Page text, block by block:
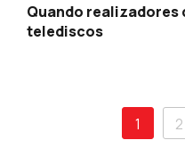
Quando realizadores
telediscos
1 2